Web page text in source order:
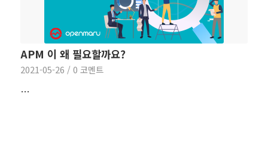
APM 이 왜 필요할까요?
2021-05-26 / 0 코멘트
…